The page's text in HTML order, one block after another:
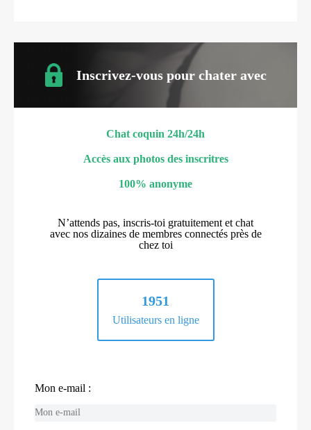
Inscrivez-vous pour chater avec
Chat coquin 24h/24h
Accès aux photos des inscritres
100% anonyme
N’attends pas, inscris-toi gratuitement et chat
avec nos dizaines de membres connectés près de
chez toi
1951
Utilisateurs en ligne
Mon e-mail :